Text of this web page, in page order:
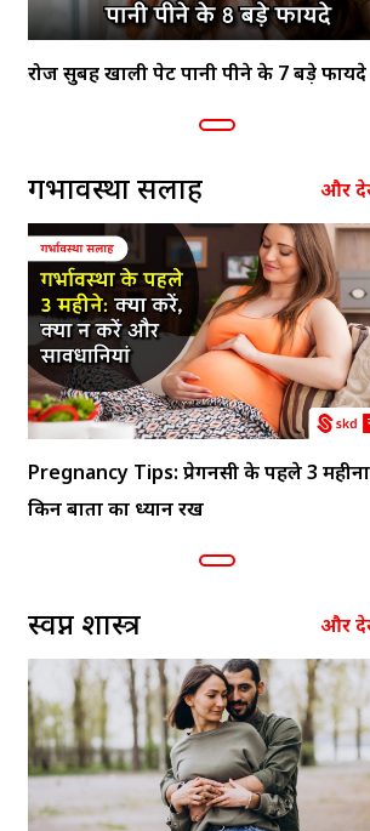
रोज सुबह खाली पेट पानी पीने के 7 बड़े फायदे
गर्भावस्था सलाह और
Pregnancy Tips: प्रेगनेंसी के पहले 3
किन बातों का ध्यान रखें
स्वप्न शास्त्र और